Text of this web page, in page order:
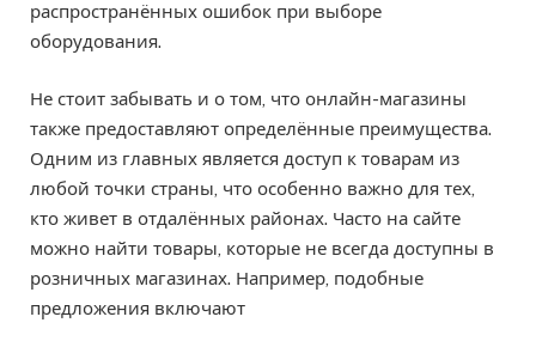
распространённых ошибок при выборе
оборудования.
Не стоит забывать и о том, что онлайн-магазины
также предоставляют определённые преимущества.
Одним из главных является доступ к товарам из
любой точки страны, что особенно важно для тех,
кто живет в отдалённых районах. Часто на сайте
можно найти товары, которые не всегда доступны в
розничных магазинах. Например, подобные
предложения включают